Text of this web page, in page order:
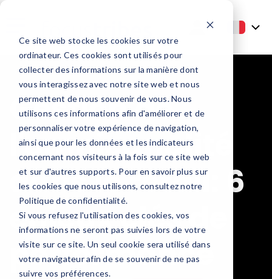
Ce site web stocke les cookies sur votre
ordinateur. Ces cookies sont utilisés pour
collecter des informations sur la manière dont
vous interagissez avec notre site web et nous
permettent de nous souvenir de vous. Nous
utilisons ces informations afin d'améliorer et de
personnaliser votre expérience de navigation,
ainsi que pour les données et les indicateurs
concernant nos visiteurs à la fois sur ce site web
et sur d'autres supports. Pour en savoir plus sur
les cookies que nous utilisons, consultez notre
Politique de confidentialité.
Si vous refusez l'utilisation des cookies, vos
informations ne seront pas suivies lors de votre
visite sur ce site. Un seul cookie sera utilisé dans
votre navigateur afin de se souvenir de ne pas
suivre vos préférences.
Gestion de
l'omnicanalité
dans le retail: 6
enjeux clés de
performance